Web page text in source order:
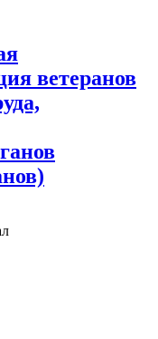
ветеранов